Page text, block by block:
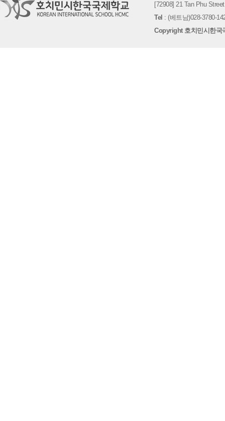
[72908] 21 Tan Phu
Tel : (베트남)028-3780-
Copyright 호치민시한국